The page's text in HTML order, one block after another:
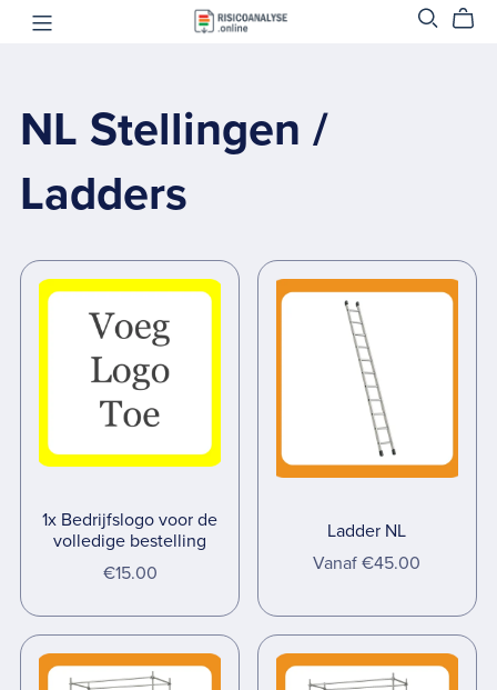
NL Stellingen /
Ladders
1x Bedrijfslogo voor de
volledige bestelling
€15.00
Ladder NL
Vanaf €45.00